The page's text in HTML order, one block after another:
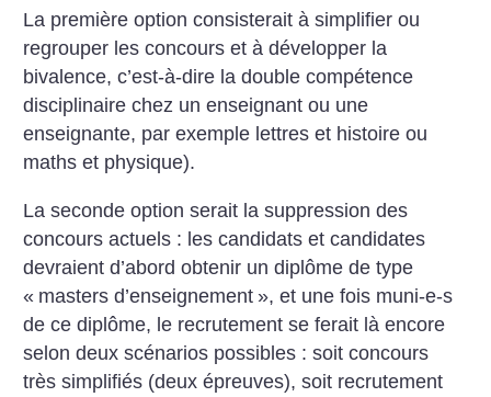
La première option consisterait à simplifier ou
regrouper les concours et à développer la
bivalence, c’est-à-dire la double compétence
disciplinaire chez un enseignant ou une
enseignante, par exemple lettres et histoire ou
maths et physique).
La seconde option serait la suppression des
concours actuels : les candidats et candidates
devraient d’abord obtenir un diplôme de type
« masters d’enseignement », et une fois muni-e-s
de ce diplôme, le recrutement se ferait là encore
selon deux scénarios possibles : soit concours
très simplifiés (deux épreuves), soit recrutement